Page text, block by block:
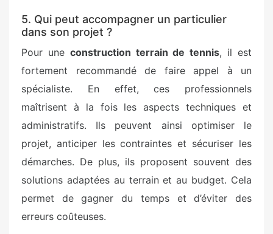
5. Qui peut accompagner un particulier
dans son projet ?
Pour une construction terrain de tennis, il est
fortement recommandé de faire appel à un
spécialiste. En effet, ces professionnels
maîtrisent à la fois les aspects techniques et
administratifs. Ils peuvent ainsi optimiser le
projet, anticiper les contraintes et sécuriser les
démarches. De plus, ils proposent souvent des
solutions adaptées au terrain et au budget. Cela
permet de gagner du temps et d’éviter des
erreurs coûteuses.